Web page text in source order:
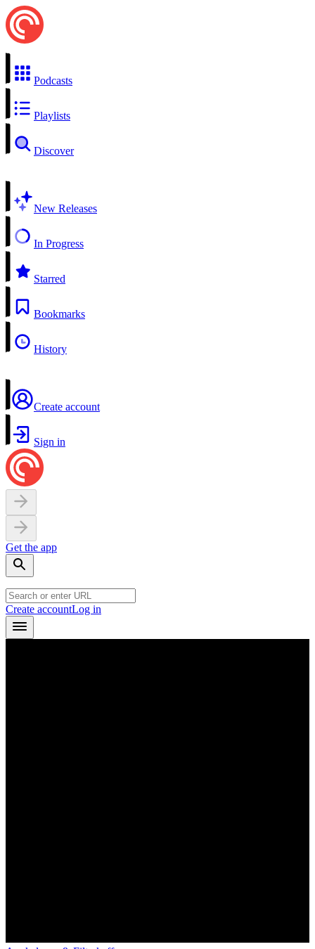
Podcasts
Playlists
Discover
New Releases
In Progress
Starred
Bookmarks
History
Create account
Sign in
Get the app
Create accountLog in